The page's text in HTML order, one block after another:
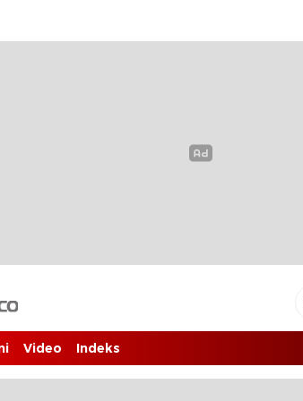
Video Indeks